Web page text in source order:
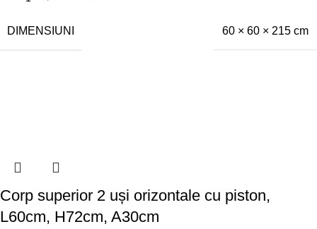
DIMENSIUNI 60 × 60 × 215 cm
Corp superior 2 uși orizontale cu piston,
L60cm, H72cm, A30cm